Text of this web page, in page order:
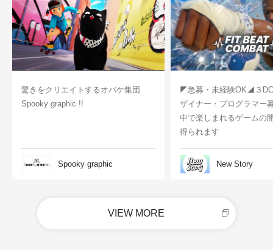
驚きをクリエイトするオバケ集団
Spooky graphic !!
Spooky graphic
◤急募・未経験OK◢３
ザイナー・プログラマー
中で楽しまれるゲームの
得られます
New Story
VIEW MORE